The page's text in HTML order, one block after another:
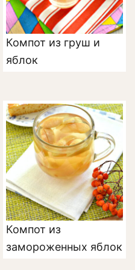
Компот из груш и
яблок
Компот из
замороженных яблок